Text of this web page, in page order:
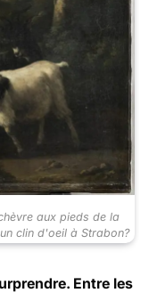
aux pieds de la
clin d'oeil à Strabon?
Entre les